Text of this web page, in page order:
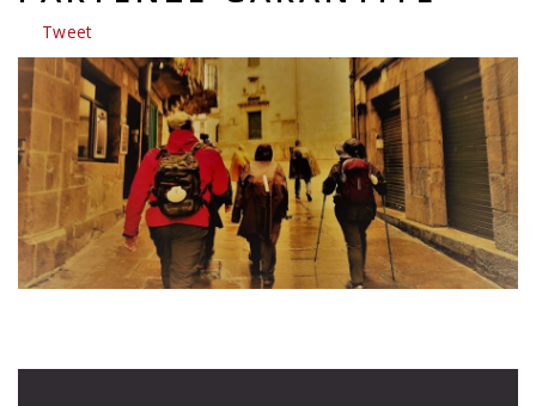
Tweet